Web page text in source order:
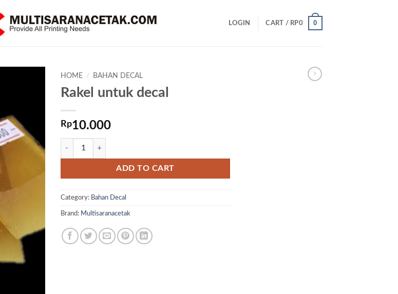
LOGIN CART / RP0 0
HOME / BAHAN DECAL
Rakel untuk decal
Rp10.000
Rakel untuk decal quantity
ADD TO CART
Category: Bahan Decal
Brand: Multisaranacetak